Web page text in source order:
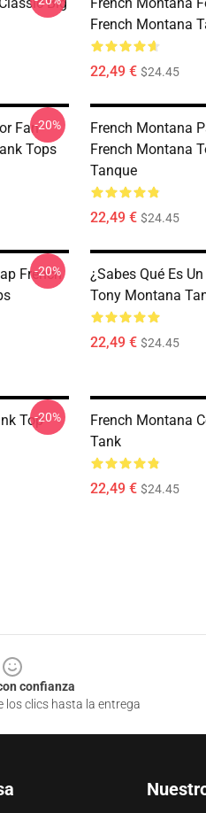
French Montana
22,49 € $24.45
Fan
Tops
-20%
French Montana
French Montana
Tanque
22,49 € $24.45
French
-20%
¿Sabes Qué Es
Tony Montana
22,49 € $24.45
Top-20%
French Montana
Tank
22,49 € $24.45
confianza
los clics hasta la entrega